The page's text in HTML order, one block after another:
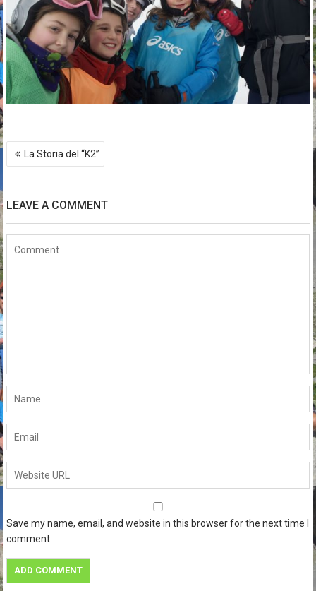
Post
navigation
La Storia del “K2”
LEAVE A COMMENT
Save my name, email, and website in this browser for the next time I
comment.